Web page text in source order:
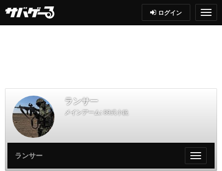
ログイン
ランサー
メインアーム: 89式小銃
My
ペ
ランサー